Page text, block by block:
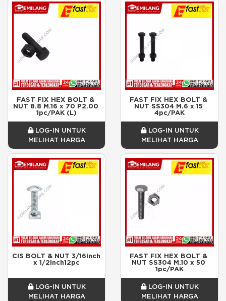
FAST FIX HEX BOLT &
NUT 8.8 M.16 x 70 P2.00
1pc/PAK (L)
LOG-IN UNTUK
MELIHAT HARGA
FAST FIX HEX BOLT &
NUT SS304 M.6 x 15
4pc/PAK
LOG-IN UNTUK
MELIHAT HARGA
CIS BOLT & NUT 3/16inch
x 1/2inch12pc
LOG-IN UNTUK
MELIHAT HARGA
FAST FIX HEX BOLT &
NUT SS304 M.10 x 50
1pc/PAK
LOG-IN UNTUK
MELIHAT HARGA